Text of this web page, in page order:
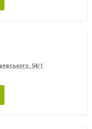
54/1